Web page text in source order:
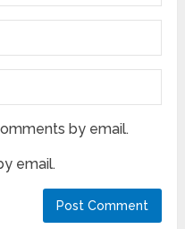
by email.
email.